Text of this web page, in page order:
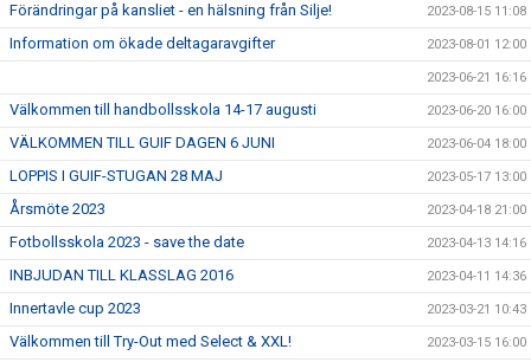
Förändringar på kansliet - en hälsning från Silje! 2023-08-15 11:08
Information om ökade deltagaravgifter 2023-08-01 12:00
2023-06-21 16:16
Välkommen till handbollsskola 14-17 augusti 2023-06-20 16:00
VÄLKOMMEN TILL GUIF DAGEN 6 JUNI 2023-06-04 18:00
LOPPIS I GUIF-STUGAN 28 MAJ 2023-05-17 13:00
Årsmöte 2023 2023-04-18 21:00
Fotbollsskola 2023 - save the date 2023-04-13 14:16
INBJUDAN TILL KLASSLAG 2016 2023-04-11 14:36
Innertavle cup 2023 2023-03-21 10:43
Välkommen till Try-Out med Select & XXL! 2023-03-15 16:00